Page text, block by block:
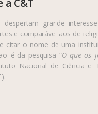
a C&T
grande
e comparável aos de
citar o nome de uma
é da pesquisa “O que os
Nacional de Ciência e